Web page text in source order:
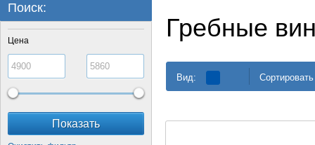
Поиск:
Цена Гребные
Вид: